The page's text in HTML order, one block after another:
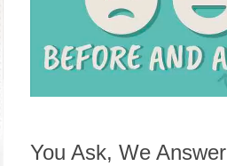
You Ask, We Answer